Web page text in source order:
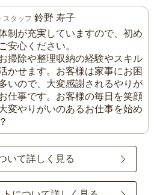
スタッフ 鈴野 寿子
制が充実していますので、初め
安心ください。
掃除や整理収納の経験やスキル
かせます。お客様は家事にお困
いので、大変感謝されるやりが
仕事です。お客様の毎日を笑顔
変やりがいのあるお仕事を始め
いて詳しく見る